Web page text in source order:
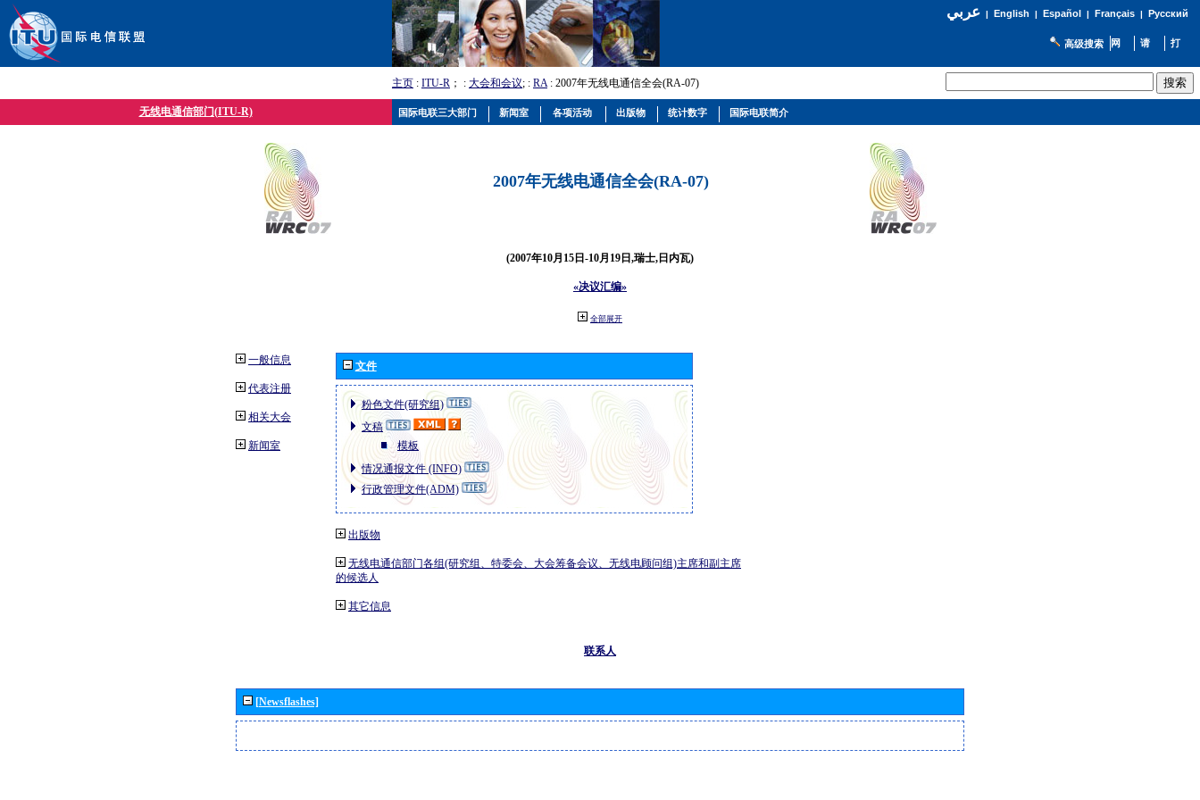
عربي| English | Español | Français| Русский
高级搜索
主页 : ITU-R ； : 大会和会议; : RA: 2007年无线电通信全会(RA-07)
无线电通信部门(ITU-R)
2007年无线电通信全会(RA-07)
(2007年10月15日-10月19日,瑞士,日内瓦)
«决议汇编»
全部展开
一般信息
代表注册
相关大会
新闻室
文件
粉色文件(研究组)
文稿
模板
情况通报文件 (INFO)
行政管理文件(ADM)
出版物
无线电通信部门各组(研究组、特委会、大会筹备会议、无线电顾问组)主席和副主席
的候选人
其它信息
联系人
[Newsflashes]
国际电联三大部门 新闻室 各项活动 出版物 统计数字 国际电联简介